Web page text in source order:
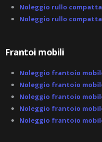
Noleggio rullo
Noleggio rullo
Frantoi mobili
Noleggio frantoio
Noleggio frantoio
Noleggio frantoio
Noleggio frantoio
Noleggio frantoio